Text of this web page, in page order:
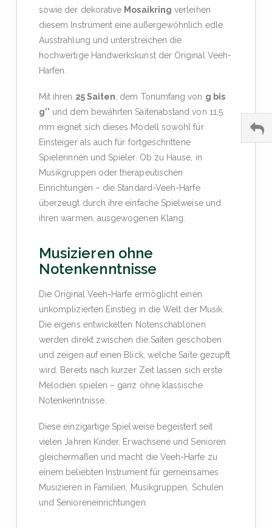
sowie der dekorative Mosaikring verleihen
diesem Instrument eine außergewöhnlich edle
Ausstrahlung und unterstreichen die
hochwertige Handwerkskunst der Original Veeh-
Harfen.
Mit ihren 25 Saiten , dem Tonumfang von g bis
g'' und dem bewährten Saitenabstand von 11,5
mm eignet sich dieses Modell sowohl für
Einsteiger als auch für fortgeschrittene
Spielerinnen und Spieler. Ob zu Hause, in
Musikgruppen oder therapeutischen
Einrichtungen – die Standard-Veeh-Harfe
überzeugt durch ihre einfache Spielweise und
ihren warmen, ausgewogenen Klang.
Musizieren ohne
Notenkenntnisse
Die Original Veeh-Harfe ermöglicht einen
unkomplizierten Einstieg in die Welt der Musik.
Die eigens entwickelten Notenschablonen
werden direkt zwischen die Saiten geschoben
und zeigen auf einen Blick, welche Saite gezupft
wird. Bereits nach kurzer Zeit lassen sich erste
Melodien spielen – ganz ohne klassische
Notenkenntnisse.
Diese einzigartige Spielweise begeistert seit
vielen Jahren Kinder, Erwachsene und Senioren
gleichermaßen und macht die Veeh-Harfe zu
einem beliebten Instrument für gemeinsames
Musizieren in Familien, Musikgruppen, Schulen
und Senioreneinrichtungen.